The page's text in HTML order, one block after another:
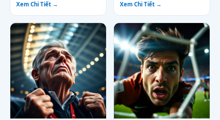
Xem Chi Tiết →
Xem Chi Tiết →